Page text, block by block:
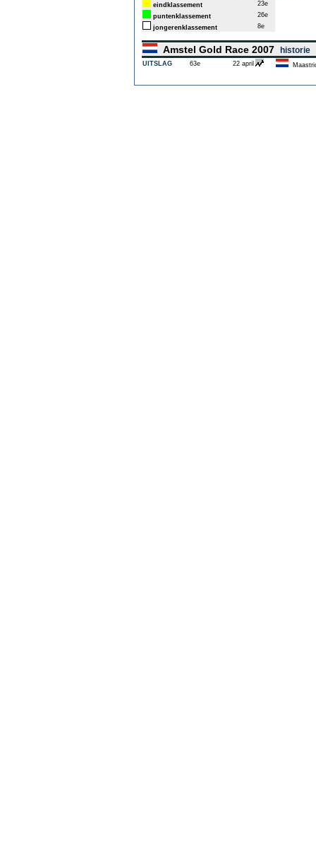
eindklassement
23e
puntenklassement
26e
jongerenklassement
8e
Amstel Gold Race 2007 historie
UITSLAG 63e 22 april